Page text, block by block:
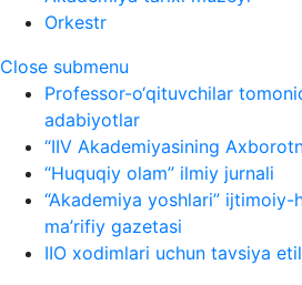
Orkestr
Close submenu
Professor-o‘qituvchilar
adabiyotlar
“IIV Akademiyasining
“Huquqiy olam” ilmiy jurnali
“Akademiya yoshlari” ijtimoiy-
ma’rifiy gazetasi
IIO xodimlari uchun tavsiya